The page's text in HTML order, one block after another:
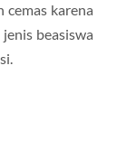
cemas karena
beasiswa